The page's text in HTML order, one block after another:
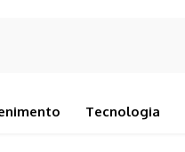
Tecnologia